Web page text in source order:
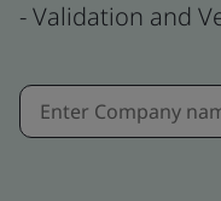
- Validation and